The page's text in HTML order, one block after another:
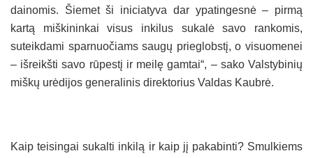
dainomis. Šiemet ši iniciatyva dar ypatingesnė – pirmą
kartą miškininkai visus inkilus sukalė savo rankomis,
suteikdami sparnuočiams saugų prieglobstį, o visuomenei
– išreikšti savo rūpestį ir meilę gamtai“, – sako Valstybinių
miškų urėdijos generalinis direktorius Valdas Kaubrė.
Kaip teisingai sukalti inkilą ir kaip jį pakabinti? Smulkiems